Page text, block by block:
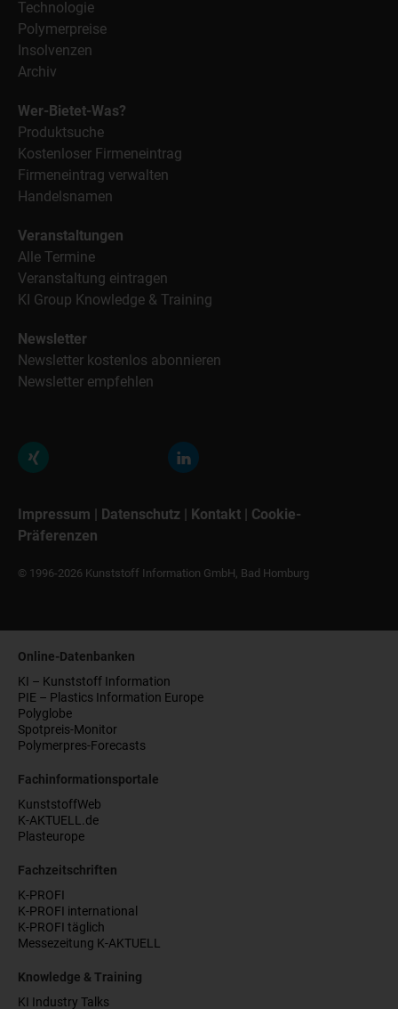
Technologie
Polymerpreise
Insolvenzen
Archiv
Wer-Bietet-Was?
Produktsuche
Kostenloser Firmeneintrag
Firmeneintrag verwalten
Handelsnamen
Veranstaltungen
Alle Termine
Veranstaltung eintragen
KI Group Knowledge & Training
Newsletter
Newsletter kostenlos abonnieren
Newsletter empfehlen
Impressum | Datenschutz | Kontakt | Cookie-
Präferenzen
© 1996-2026 Kunststoff Information GmbH, Bad Homburg
Online-Datenbanken
KI – Kunststoff Information
PIE – Plastics Information Europe
Polyglobe
Spotpreis-Monitor
Polymerpres-Forecasts
Fachinformationsportale
KunststoffWeb
K-AKTUELL.de
Plasteurope
Fachzeitschriften
K-PROFI
K-PROFI international
K-PROFI täglich
Messezeitung K-AKTUELL
Knowledge & Training
KI Industry Talks